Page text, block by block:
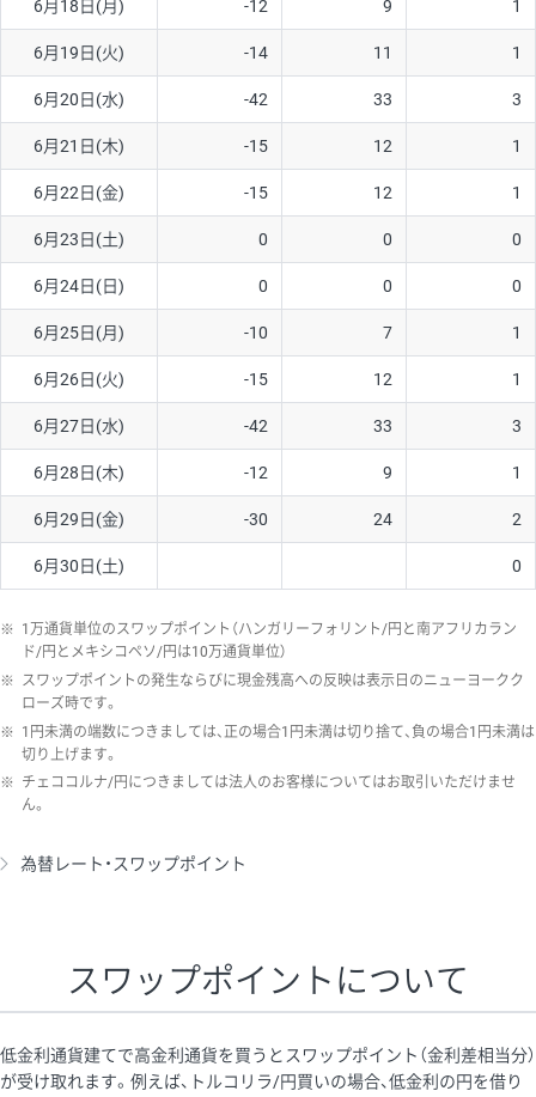
6月18日(月) -12 9 1
6月19日(火) -14 11 1
6月20日(水) -42 33 3
6月21日(木) -15 12 1
6月22日(金) -15 12 1
6月23日(土) 0 0 0
6月24日(日) 0 0 0
6月25日(月) -10 7 1
6月26日(火) -15 12 1
6月27日(水) -42 33 3
6月28日(木) -12 9 1
6月29日(金) -30 24 2
6月30日(土) 0
※ 1万通貨単位のスワップポイント（ハンガリーフォリント/円と南アフリカラン
ド/円とメキシコペソ/円は10万通貨単位）
※ スワップポイントの発生ならびに現金残高への反映は表示日のニューヨークク
ローズ時です。
※ 1円未満の端数につきましては、正の場合1円未満は切り捨て、負の場合1円未満は
切り上げます。
※ チェココルナ/円につきましては法人のお客様についてはお取引いただけませ
ん。
為替レート・スワップポイント
スワップポイントについて
低金利通貨建てで高金利通貨を買うとスワップポイント（金利差相当分）
が受け取れます。例えば、トルコリラ/円買いの場合、低金利の円を借り